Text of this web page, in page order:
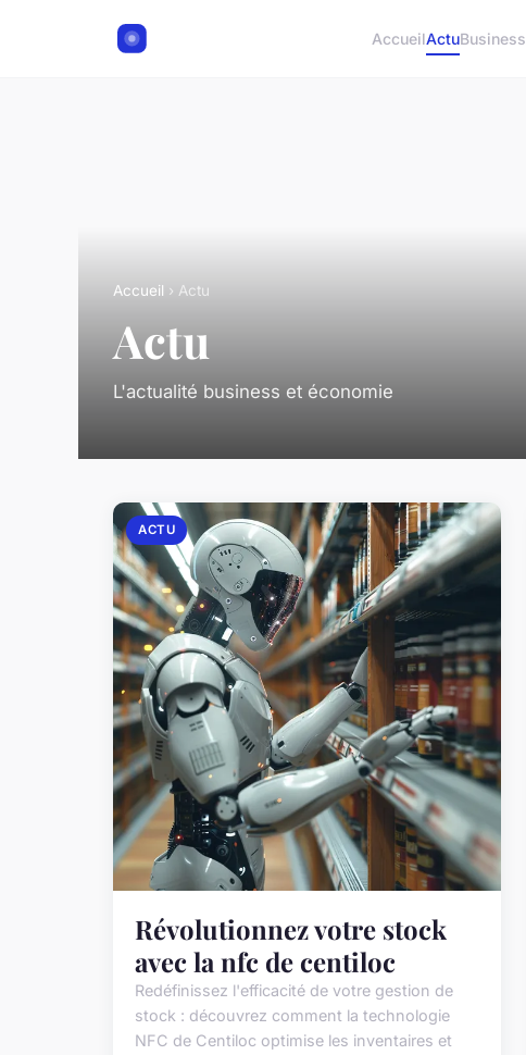
AccueilActuBusiness
Accueil › Actu
Actu
L'actualité business et économie
ACTU
Révolutionnez votre stock
avec la nfc de centiloc
Redéfinissez l'efficacité de votre gestion de
stock : découvrez comment la technologie
NFC de Centiloc optimise les inventaires et